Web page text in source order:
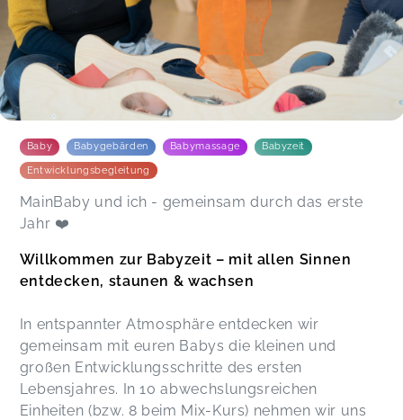
Es ist immer so schön die Lieder sind toll und die
sensorische und die Lichterstunde waren am
besten wir lieben die spiel Stunde.
Jennifer,
Baby Babygebärden Babymassage Babyzeit
Entwicklungsbegleitung
MainBaby und ich - gemeinsam durch das erste
Jahr ❤️
Willkommen zur Babyzeit – mit allen Sinnen
entdecken, staunen & wachsen
In entspannter Atmosphäre entdecken wir
gemeinsam mit euren Babys die kleinen und
großen Entwicklungsschritte des ersten
Lebensjahres. In 10 abwechslungsreichen
Einheiten (bzw. 8 beim Mix-Kurs) nehmen wir uns